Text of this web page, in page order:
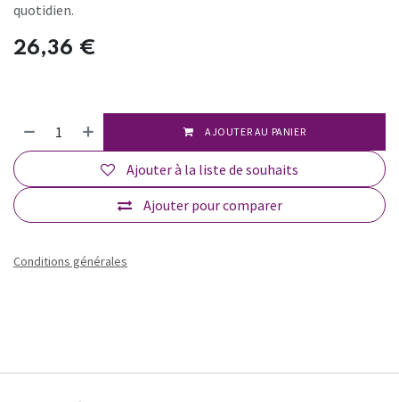
quotidien.
26,36 €
AJOUTER AU PANIER
Ajouter pour comparer
Ajouter à la liste de souhaits
Conditions générales